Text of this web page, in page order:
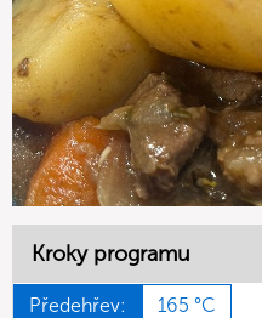
Kroky programu
Předehřev: 165 °C